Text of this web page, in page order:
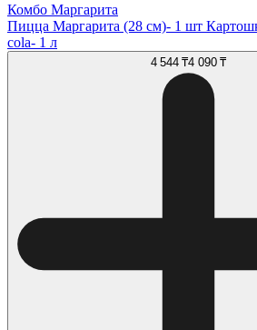
Комбо Маргарита
Пицца Маргарита (28 см)- 1 шт
cola- 1 л
4 544 ₸4 090 ₸